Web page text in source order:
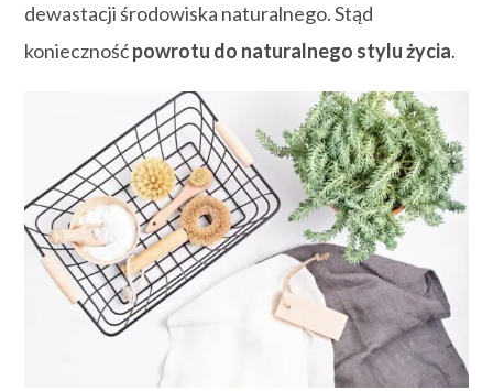
dewastacji środowiska naturalnego. Stąd
koniecznośćpowrotu do naturalnego stylu życia.